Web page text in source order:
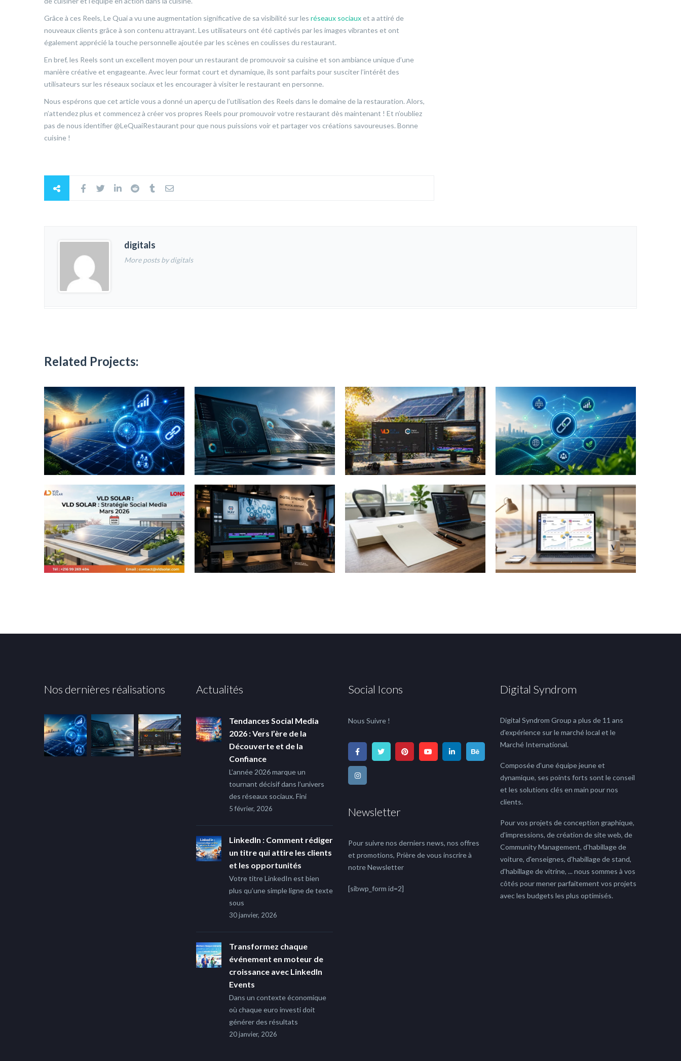
Grâce à ces Reels, Le Quai a vu une augmentation significative de sa visibilité sur les réseaux sociaux et a attiré de
nouveaux clients grâce à son contenu attrayant. Les utilisateurs ont été captivés par les images vibrantes et ont
également apprécié la touche personnelle ajoutée par les scènes en coulisses du restaurant.
En bref, les Reels sont un excellent moyen pour un restaurant de promouvoir sa cuisine et son ambiance unique d’une
manière créative et engageante. Avec leur format court et dynamique, ils sont parfaits pour susciter l’intérêt des
utilisateurs sur les réseaux sociaux et les encourager à visiter le restaurant en personne.
Nous espérons que cet article vous a donné un aperçu de l’utilisation des Reels dans le domaine de la restauration. Alors,
n’attendez plus et commencez à créer vos propres Reels pour promouvoir votre restaurant dès maintenant ! Et n’oubliez
pas de nous identifier @LeQuaiRestaurant pour que nous puissions voir et partager vos créations savoureuses. Bonne
cuisine !
digitals
More posts by digitals
Related Projects:
Nos dernières réalisations Actualités
Tendances Social Media
2026 : Vers l’ère de la
Découverte et de la
Confiance
L’année 2026 marque un
tournant décisif dans l’univers
des réseaux sociaux. Fini
5 février, 2026
LinkedIn : Comment rédiger
un titre qui attire les clients
et les opportunités
Votre titre LinkedIn est bien
plus qu’une simple ligne de texte
sous
30 janvier, 2026
Transformez chaque
événement en moteur de
croissance avec LinkedIn
Events
Dans un contexte économique
où chaque euro investi doit
générer des résultats
20 janvier, 2026
Social Icons
Nous Suivre !
Newsletter
Pour suivre nos derniers news, nos offres
et promotions, Prière de vous inscrire à
notre Newsletter
[sibwp_form id=2]
Digital Syndrom
Digital Syndrom Group a plus de 11 ans
d'expérience sur le marché local et le
Marché International.
Composée d'une équipe jeune et
dynamique, ses points forts sont le conseil
et les solutions clés en main pour nos
clients.
Pour vos projets de conception graphique,
d'impressions, de création de site web, de
Community Management, d'habillage de
voiture, d'enseignes, d'habillage de stand,
d'habillage de vitrine, ... nous sommes à vos
côtés pour mener parfaitement vos projets
avec les budgets les plus optimisés.